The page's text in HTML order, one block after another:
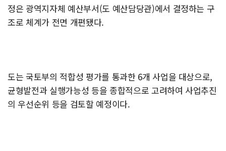
정은 광역지자체 예산부서(도 예산담당관)에서 결정하는 구
조로 체계가 전면 개편됐다.
도는 국토부의 적합성 평가를 통과한 6개 사업을 대상으로,
균형발전과 실행가능성 등을 종합적으로 고려하여 사업추진
의 우선순위 등을 검토할 예정이다.